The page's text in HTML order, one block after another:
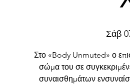
Σάβ
Στο «Body Unmuted» ο
σώμα του σε
συναισθημάτων